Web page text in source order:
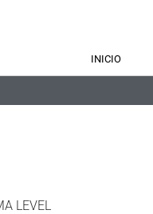
INICIO
LEVEL